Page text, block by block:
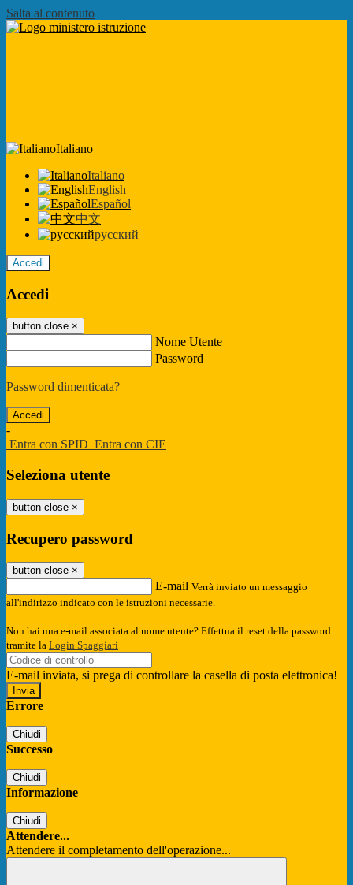
Salta al contenuto
Italiano
Italiano
English
Español
中文
русский
Accedi
Accedi
button close ×
Nome Utente
Password
Password dimenticata?
-
Entra con SPID Entra con CIE
Seleziona utente
button close ×
Recupero password
button close ×
E-mail Verrà inviato un messaggio
all'indirizzo indicato con le istruzioni necessarie.
Non hai una e-mail associata al nome utente? Effettua il reset della password
tramite la Login Spaggiari
E-mail inviata, si prega di controllare la casella di posta elettronica!
Errore
Chiudi
Successo
Chiudi
Informazione
Chiudi
Attendere...
Attendere il completamento dell'operazione...